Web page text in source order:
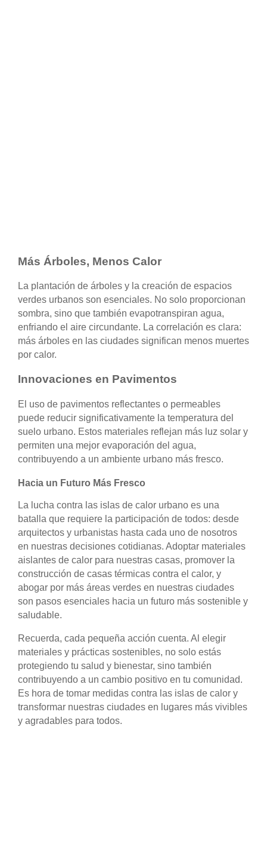
Más Árboles, Menos Calor
La plantación de árboles y la creación de espacios
verdes urbanos son esenciales. No solo proporcionan
sombra, sino que también evapotranspiran agua,
enfriando el aire circundante. La correlación es clara:
más árboles en las ciudades significan menos muertes
por calor.
Innovaciones en Pavimentos
El uso de pavimentos reflectantes o permeables
puede reducir significativamente la temperatura del
suelo urbano. Estos materiales reflejan más luz solar y
permiten una mejor evaporación del agua,
contribuyendo a un ambiente urbano más fresco.
Hacia un Futuro Más Fresco
La lucha contra las islas de calor urbano es una
batalla que requiere la participación de todos: desde
arquitectos y urbanistas hasta cada uno de nosotros
en nuestras decisiones cotidianas. Adoptar materiales
aislantes de calor para nuestras casas, promover la
construcción de casas térmicas contra el calor, y
abogar por más áreas verdes en nuestras ciudades
son pasos esenciales hacia un futuro más sostenible y
saludable.
Recuerda, cada pequeña acción cuenta. Al elegir
materiales y prácticas sostenibles, no solo estás
protegiendo tu salud y bienestar, sino también
contribuyendo a un cambio positivo en tu comunidad.
Es hora de tomar medidas contra las islas de calor y
transformar nuestras ciudades en lugares más vivibles
y agradables para todos.